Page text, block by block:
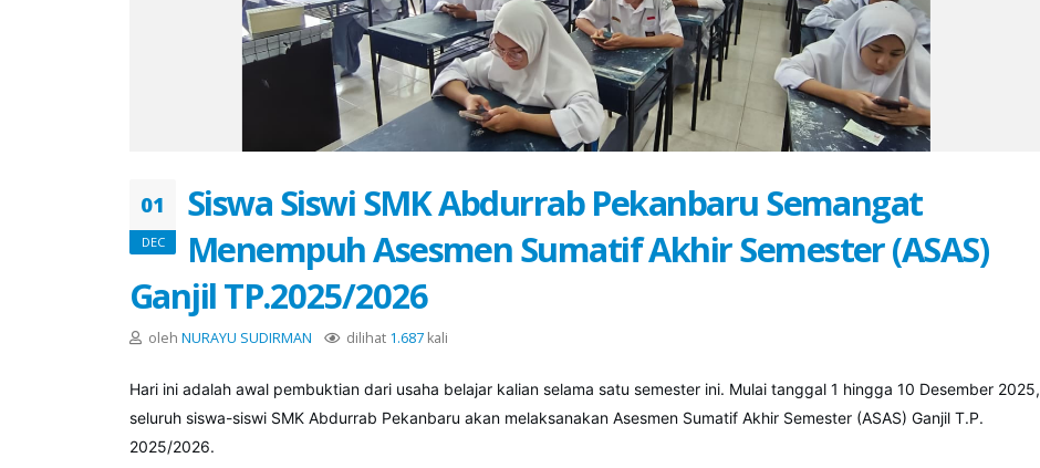
01
DEC
Siswa Siswi SMK Abdurrab Pekanbaru Semangat
Menempuh Asesmen Sumatif Akhir Semester (ASAS)
Ganjil TP.2025/2026
oleh NURAYU SUDIRMAN dilihat 1.687 kali
​Hari ini adalah awal pembuktian dari usaha belajar kalian selama satu semester ini. Mulai tanggal 1 hingga 10 Desember 2025,
seluruh siswa-siswi SMK Abdurrab Pekanbaru akan melaksanakan Asesmen Sumatif Akhir Semester (ASAS) Ganjil T.P.
2025/2026.